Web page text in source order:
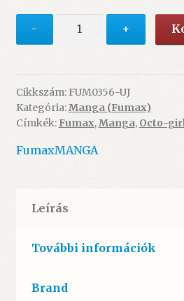
-
Hideyuki
Octo-
Girl
1.
(manga)
ÚJ
+
Cikkszám: FUM0356-UJ
Kategória:Manga (Fumax)
Címkék: Fumax,Manga, Octo-
FumaxMANGA
Leírás
További információk
Brand